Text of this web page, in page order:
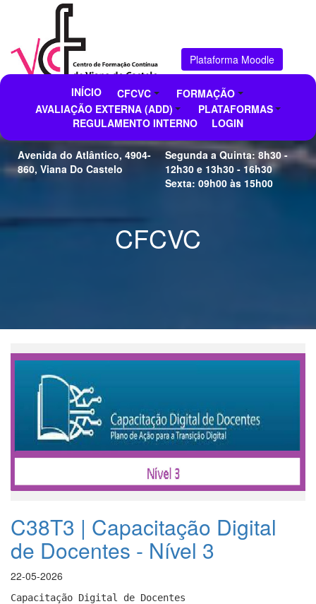
Plataforma Moodle
CFAE de Viana do Castelo
Avenida do Atlântico, 4904-
860, Viana Do Castelo
Horário de Funcionamento
Segunda a Quinta: 8h30 -
12h30 e 13h30 - 16h30
Sexta: 09h00 às 15h00
INÍCIO CFCVC
FORMAÇÃO
AVALIAÇÃO EXTERNA (ADD)
PLATAFORMAS
REGULAMENTO INTERNO
LOGIN
CFCVC
C38T3 | Capacitação Digital
de Docentes - Nível 3
22-05-2026
Capacitação Digital de Docentes